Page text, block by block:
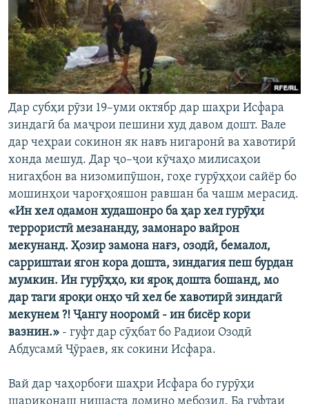
Дар субҳи рӯзи 19–уми октябр дар шаҳри Исфара
зиндагӣ ба маҷрои пешини худ давом дошт. Вале
дар чеҳраи сокинон як навъ нигаронӣ ва хавотирӣ
хонда мешуд. Дар ҷо–ҷои кӯчаҳо милисаҳои
нигаҳбон ва низомипӯшон, гоҳе гурӯҳҳои сайёр бо
мошинҳои чароғҳояшон равшан ба чашм мерасид.
«Ин хел одамон худашонро ба ҳар хел гурӯҳи
террористӣ мезананду, замонаро вайрон
мекунанд. Ҳозир замона нағз, озодӣ, бемалол,
сарриштаи ягон кора дошта, зиндагия пеш бурдан
мумкин. Ин гурӯҳҳо, ки яроқ дошта бошанд, мо
дар таги яроқи онҳо чӣ хел бе хавотирӣ зиндагӣ
мекунем ?! Ҷангу нооромӣ - ин бисёр кори
вазнин.» - гуфт дар сӯҳбат бо Радиои Озодӣ
Абдусамӣ Ҷӯраев, як сокини Исфара.
Вай дар чаҳорбоғи шаҳри Исфара бо гурӯҳи